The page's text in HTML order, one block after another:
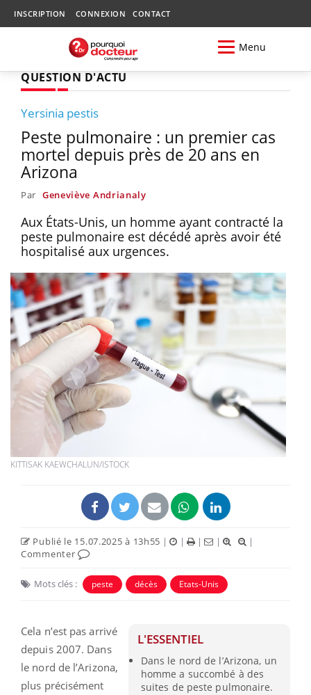
INSCRIPTION CONNEXION CONTACT
Menu
QUESTION D'ACTU
Yersinia pestis
Peste pulmonaire : un premier cas
mortel depuis près de 20 ans en
Arizona
Par Geneviève Andrianaly
Aux États-Unis, un homme ayant contracté la
peste pulmonaire est décédé après avoir été
hospitalisé aux urgences.
KITTISAK KAEWCHALUN/ISTOCK
Publié le 15.07.2025 à 13h55 | | | |
|
Commenter
Mots clés : peste décès Etats-Unis
L'ESSENTIEL
Dans le nord de l’Arizona, un
homme a succombé à des
suites de peste pulmonaire.
Cela n’est pas arrivé
depuis 2007. Dans
le nord de l’Arizona,
plus précisément